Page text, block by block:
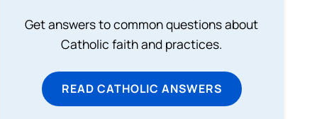
Get answers to common questions about
Catholic faith and practices.
READ CATHOLIC ANSWERS